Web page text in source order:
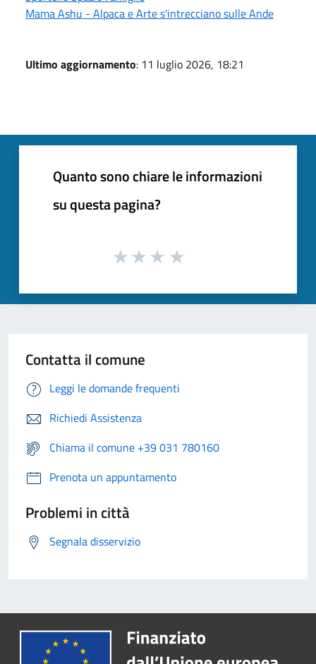
Mama Ashu - Alpaca e Arte s'intrecciano sulle Ande
Ultimo aggiornamento: 11 luglio 2026, 18:21
Quanto sono chiare le informazioni
su questa pagina?
Contatta il comune
Leggi le domande frequenti
Richiedi Assistenza
Chiama il comune +39 031 780160
Prenota un appuntamento
Problemi in città
Segnala disservizio